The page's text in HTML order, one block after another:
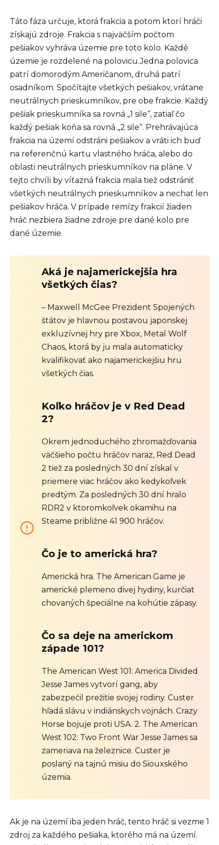
Táto fáza určuje, ktorá frakcia a potom ktorí hráči
získajú zdroje. Frakcia s najväčším počtom
pešiakov vyhráva územie pre toto kolo. Každé
územie je rozdelené na polovicu.Jedna polovica
patrí domorodým Američanom, druhá patrí
osadníkom. Spočítajte všetkých pešiakov, vrátane
neutrálnych prieskumníkov, pre obe frakcie. Každý
pešiak prieskumníka sa rovná „1 sile“, zatiaľ čo
každý pešiak koňa sa rovná „2 sile“. Prehrávajúca
frakcia na území odstráni pešiakov a vráti ich buď
na referenčnú kartu vlastného hráča, alebo do
oblasti neutrálnych prieskumníkov na pláne. V
tejto chvíli by víťazná frakcia mala tiež odstrániť
všetkých neutrálnych prieskumníkov a nechať len
pešiakov hráča. V prípade remízy frakcií žiaden
hráč nezbiera žiadne zdroje pre dané kolo pre
dané územie.
Aká je najamerickejšia hra
všetkých čias?
– Maxwell McGee Prezident Spojených
štátov je hlavnou postavou japonskej
exkluzívnej hry pre Xbox, Metal Wolf
Chaos, ktorá by ju mala automaticky
kvalifikovať ako najamerickejšiu hru
všetkých čias.
Koľko hráčov je v Red Dead
2?
Okrem jednoduchého zhromažďovania
väčšieho počtu hráčov naraz, Red Dead
2 tiež za posledných 30 dní získal v
priemere viac hráčov ako kedykoľvek
predtým. Za posledných 30 dní hralo
RDR2 v ktoromkoľvek okamihu na
Steame približne 41 900 hráčov.
Čo je to americká hra?
Americká hra. The American Game je
americké plemeno divej hydiny, kurčiat
chovaných špeciálne na kohútie zápasy.
Čo sa deje na americkom
západe 101?
The American West 101: America Divided
Jesse James vytvorí gang, aby
zabezpečil prežitie svojej rodiny. Custer
hľadá slávu v indiánskych vojnách. Crazy
Horse bojuje proti USA. 2. The American
West 102: Two Front War Jesse James sa
zameriava na železnice. Custer je
poslaný na tajnú misiu do Siouxského
územia.
Ak je na území iba jeden hráč, tento hráč si vezme 1
zdroj za každého pešiaka, ktorého má na území.